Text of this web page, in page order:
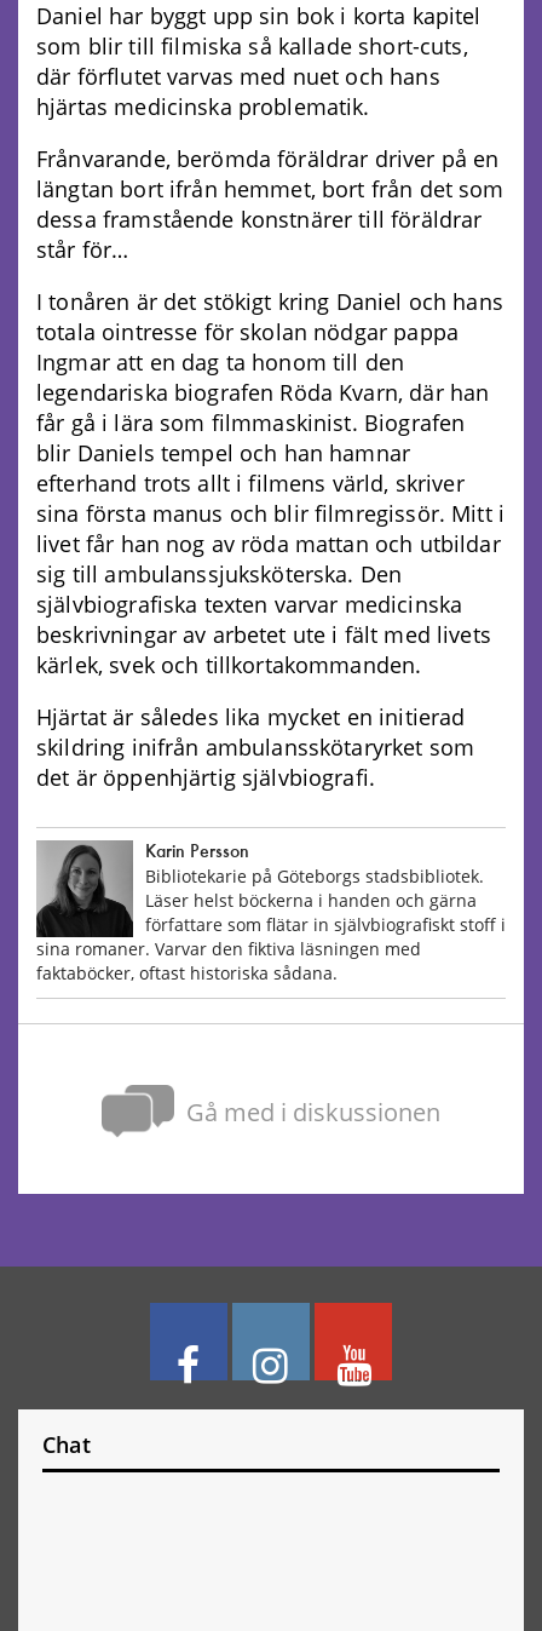
Daniel har byggt upp sin bok i korta kapitel
som blir till filmiska så kallade short-cuts,
där förflutet varvas med nuet och hans
hjärtas medicinska problematik.
Frånvarande, berömda föräldrar driver på en
längtan bort ifrån hemmet, bort från det som
dessa framstående konstnärer till föräldrar
står för…
I tonåren är det stökigt kring Daniel och hans
totala ointresse för skolan nödgar pappa
Ingmar att en dag ta honom till den
legendariska biografen Röda Kvarn, där han
får gå i lära som filmmaskinist. Biografen
blir Daniels tempel och han hamnar
efterhand trots allt i filmens värld, skriver
sina första manus och blir filmregissör. Mitt i
livet får han nog av röda mattan och utbildar
sig till ambulanssjuksköterska. Den
självbiografiska texten varvar medicinska
beskrivningar av arbetet ute i fält med livets
kärlek, svek och tillkortakommanden.
Hjärtat är således lika mycket en initierad
skildring inifrån ambulansskötaryrket som
det är öppenhjärtig självbiografi.
Karin Persson
Bibliotekarie på Göteborgs stadsbibliotek.
Läser helst böckerna i handen och gärna
författare som flätar in självbiografiskt stoff i
sina romaner. Varvar den fiktiva läsningen med
faktaböcker, oftast historiska sådana.
Gå med i diskussionen
Chat